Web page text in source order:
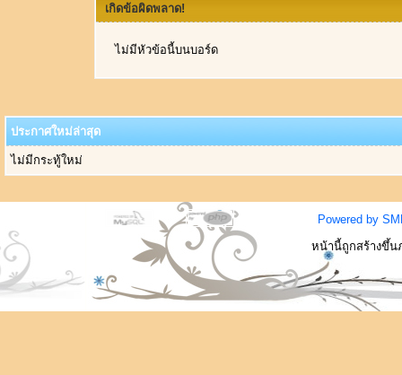
เกิดข้อผิดพลาด!
ไม่มีหัวข้อนี้บนบอร์ด
ประกาศใหม่ล่าสุด
ไม่มีกระทู้ใหม่
Powered by
หน้านี้ถูกสร้างขึ้น